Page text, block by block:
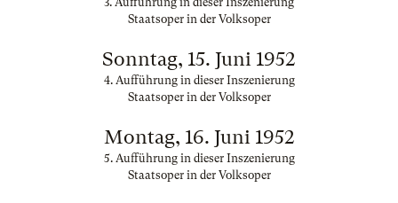
Staatsoper in der Volksoper
Sonntag, 15. Juni 1952
4. Aufführung in dieser Inszenierung
Staatsoper in der Volksoper
Montag, 16. Juni 1952
5. Aufführung in dieser Inszenierung
Staatsoper in der Volksoper